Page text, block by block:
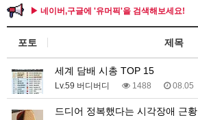
▶ 네이버,구글에 '유머픽'을 검색해보세요!
포토 제목
세계 담배 시총 TOP 15
Lv.59 버디버디 1488 08.05
드디어 정복했다는 시각장애 근황